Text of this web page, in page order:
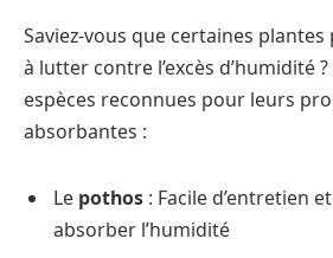
Saviez-vous que certaines
à lutter contre l’excès d’humidité
espèces reconnues pour leurs
absorbantes :
Le pothos : Facile d’entretien
absorber l’humidité